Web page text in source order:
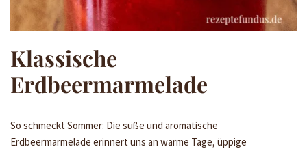
Klassische
Erdbeermarmelade
So schmeckt Sommer: Die süße und aromatische
Erdbeermarmelade erinnert uns an warme Tage, üppige